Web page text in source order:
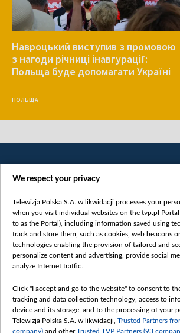
Навроцький виступив з промовою
з нагоди річниці інавгурації:
Польща буде допомагати Україні
ПОЛЬЩА
Категорії
Новини
Докладно
Погляд
Цікаво
We respect your privacy
Telewizja Polska S.A. w likwidacji processes your
when you visit individual websites on the tvp.pl Portal
to as the Portal), including information saved using
track and store them, such as cookies, web beacons
technologies enabling the provision of tailored and
personalize content and advertising, provide social
analyze Internet traffic.
Click "I accept and go to the website" to consent to
tracking and data collection technology, access to
device and its storage, and to the processing of your
Telewizja Polska S.A. w likwidacji, Trusted Partners
company) and otherTrusted TVP Partners (93